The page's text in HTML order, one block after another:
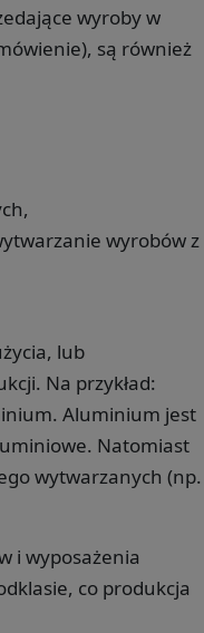
wyroby w
są również
wyrobów z
lub
Na przykład:
Aluminium jest
Natomiast
wytwarzanych (np.
i wyposażenia
co produkcja